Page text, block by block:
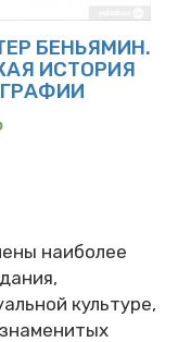
БЕНЬЯМИН.
ИСТОРИЯ
наиболее
культуре,